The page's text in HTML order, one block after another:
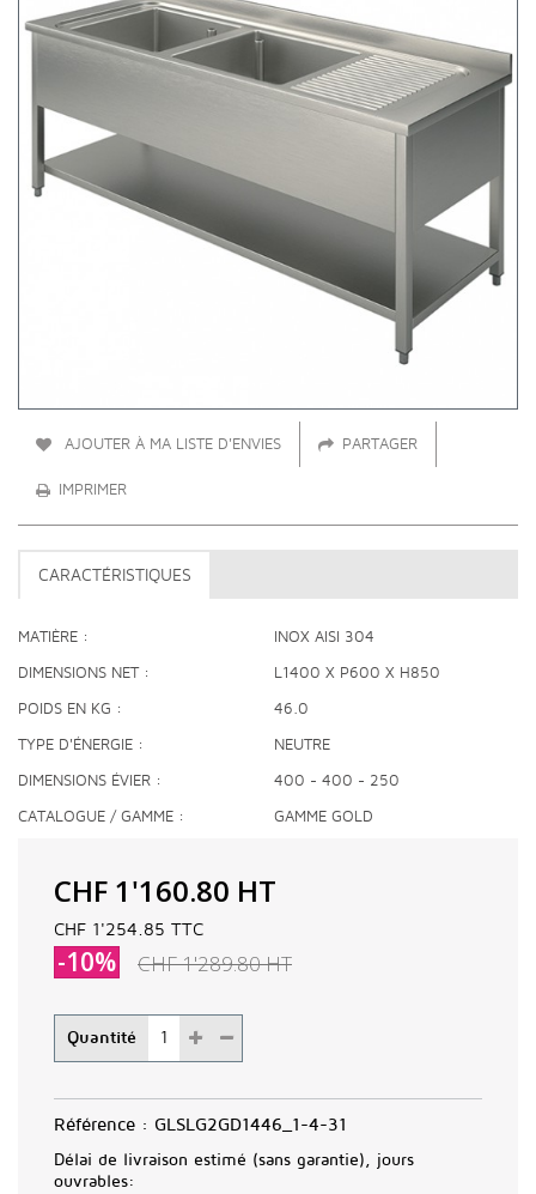
AJOUTER À MA LISTE D'ENVIES PARTAGER
IMPRIMER
CARACTÉRISTIQUES
MATIÈRE INOX AISI 304
DIMENSIONS NET L1400 X P600 X H850
POIDS EN KG 46.0
TYPE D'ÉNERGIE NEUTRE
DIMENSIONS ÉVIER 400 - 400 - 250
CATALOGUE / GAMME GAMME GOLD
Quantité
CHF 1'160.80 HT
CHF 1'254.85 TTC
-10% CHF 1'289.80HT
Référence : GLSLG2GD1446_1-4-31
Délai de livraison estimé (sans garantie), jours
ouvrables: